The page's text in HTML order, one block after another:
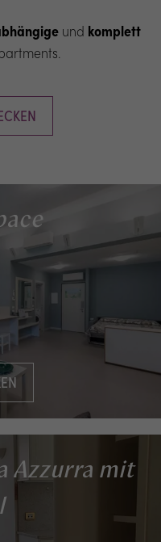
und komplett
Azzurra mit